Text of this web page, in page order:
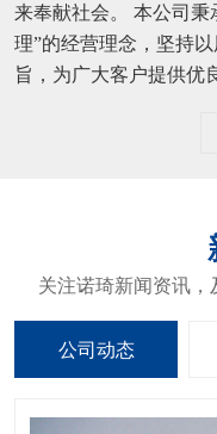
来奉献社会。 本公司秉
理”的经营理念，坚持
旨，为广大客户提供优
关注诺琦新闻资讯
公司动态